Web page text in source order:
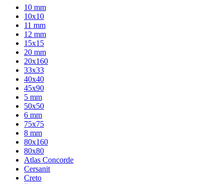
10 mm
10x10
11 mm
12 mm
15x15
20 mm
20х160
33x33
40х40
45x90
5 mm
50x50
6 mm
75х75
8 mm
80x160
80x80
Atlas Concorde
Cersanit
Creto